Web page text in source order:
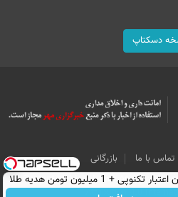
دسکتاپ
تماس با ما
بازرگانی
All Content by Mehr News Agency is
Attribution 4.0